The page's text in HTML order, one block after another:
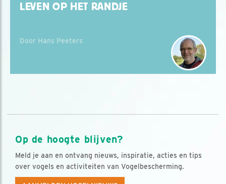
LEVEN OP HET RANDJE
Door Hans Peeters
Op de hoogte blijven?
Meld je aan en ontvang nieuws, inspiratie, acties en tips
over vogels en activiteiten van Vogelbescherming.